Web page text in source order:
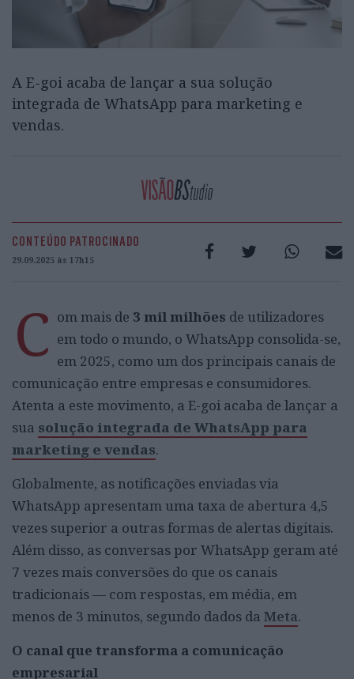
A E-goi acaba de lançar a sua solução
integrada de WhatsApp para marketing e
vendas.
CONTEÚDO PATROCINADO
29.09.2025 às 17h15
C om mais de 3 mil milhões de utilizadores
em todo o mundo, o WhatsApp consolida-se,
em 2025, como um dos principais canais de
comunicação entre empresas e consumidores.
Atenta a este movimento, a E-goi acaba de lançar a
sua solução integrada de WhatsApp para
marketing e vendas.
Globalmente, as notificações enviadas via
WhatsApp apresentam uma taxa de abertura 4,5
vezes superior a outras formas de alertas digitais.
Além disso, as conversas por WhatsApp geram até
7 vezes mais conversões do que os canais
tradicionais — com respostas, em média, em
menos de 3 minutos, segundo dados da Meta.
O canal que transforma a comunicação
empresarial